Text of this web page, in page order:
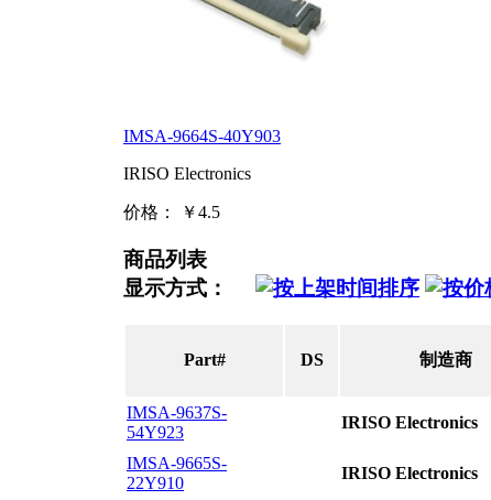
IMSA-9664S-40Y903
IRISO Electronics
价格： ￥4.5
商品列表
显示方式：
Part# DS 制造商
IMSA-9637S-
54Y923
IRISO Electronics
IMSA-9665S-
22Y910
IRISO Electronics